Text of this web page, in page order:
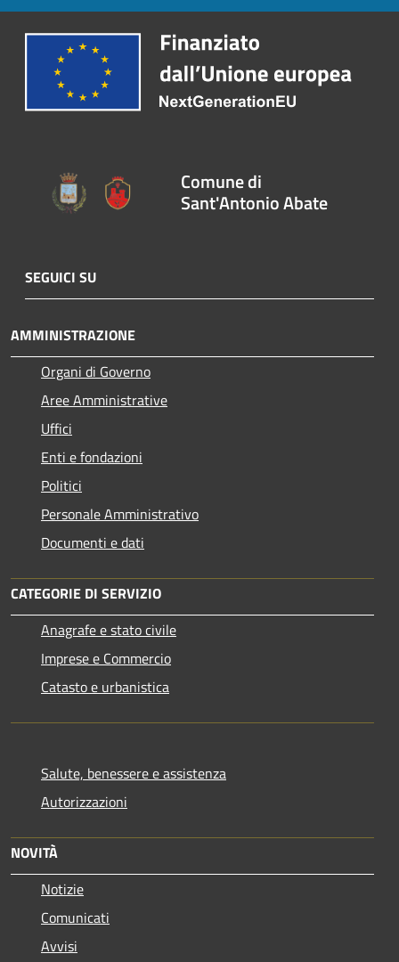
Comune di
Sant'Antonio Abate
SEGUICI SU
AMMINISTRAZIONE
Organi di Governo
Aree Amministrative
Uffici
Enti e fondazioni
Politici
Personale Amministrativo
Documenti e dati
CATEGORIE DI SERVIZIO
Anagrafe e stato civile
Imprese e Commercio
Catasto e urbanistica
Salute, benessere e assistenza
Autorizzazioni
NOVITÀ
Notizie
Comunicati
Avvisi